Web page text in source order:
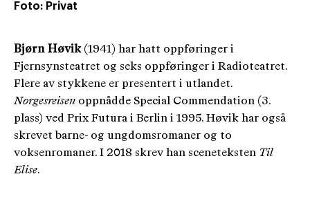
Foto: Privat
Bjørn Høvik(1941) har hatt oppføringer i
Fjernsynsteatret og seks oppføringer i Radioteatret.
Flere av stykkene er presentert i utlandet.
Norgesreisen oppnådde Special Commendation (3.
plass) ved Prix Futura i Berlin i 1995. Høvik har også
skrevet barne- og ungdomsromaner og to
voksenromaner. I 2018 skrev han sceneteksten Til
Elise.